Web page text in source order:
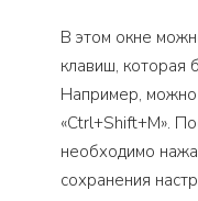
В этом окне
клавиш, которая
Например, можно
«Ctrl+Shift+M».
необходимо
сохранения